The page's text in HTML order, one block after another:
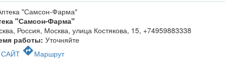
"Самсон-Фарма"
Россия, Москва, улица Костякова, 15, +74959883338
работы: Уточняйте
САЙТ directionsМаршрут